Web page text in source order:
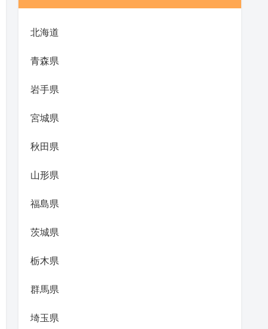
北海道
青森県
岩手県
宮城県
秋田県
山形県
福島県
茨城県
栃木県
群馬県
埼玉県